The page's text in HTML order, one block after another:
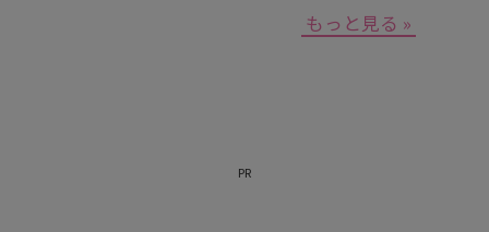
もっと見る »
PR